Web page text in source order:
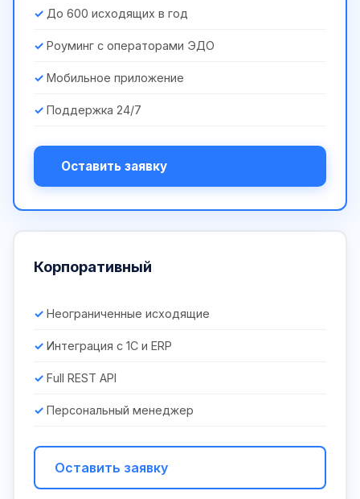
До 600 исходящих в год
Роуминг с операторами ЭДО
Мобильное приложение
Поддержка 24/7
Оставить заявку
Корпоративный
Неограниченные исходящие
Интеграция с 1С и ERP
Full REST API
Персональный менеджер
Оставить заявку